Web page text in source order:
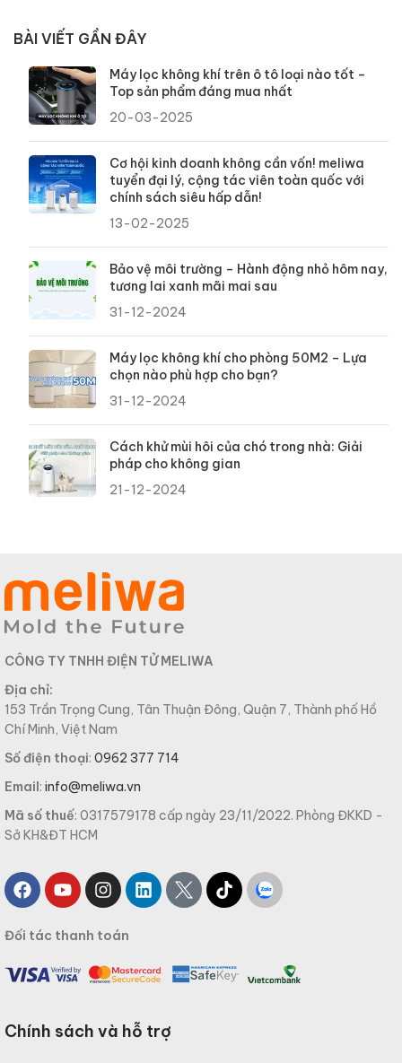
BÀI VIẾT GẦN ĐÂY
Máy lọc không khí trên ô tô loại nào tốt –
Top sản phẩm đáng mua nhất
20-03-2025
Cơ hội kinh doanh không cần vốn! meliwa
tuyển đại lý, cộng tác viên toàn quốc với
chính sách siêu hấp dẫn!
13-02-2025
Bảo vệ môi trường – Hành động nhỏ hôm nay,
tương lai xanh mãi mai sau
31-12-2024
Máy lọc không khí cho phòng 50M2 – Lựa
chọn nào phù hợp cho bạn?
31-12-2024
Cách khử mùi hôi của chó trong nhà: Giải
pháp cho không gian
21-12-2024
CÔNG TY TNHH ĐIỆN TỬ MELIWA
Địa chỉ:
153 Trần Trọng Cung, Tân Thuận Đông, Quận 7, Thành phố Hồ
Chí Minh, Việt Nam
Số điện thoại: 0962 377 714
Email: info@meliwa.vn
Mã số thuế: 0317579178 cấp ngày 23/11/2022. Phòng ĐKKD -
Sở KH&ĐT HCM
Đối tác thanh toán
Chính sách và hỗ trợ